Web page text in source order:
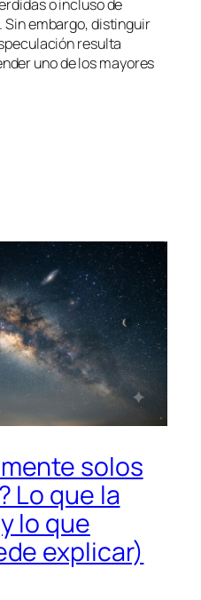
o incluso de
embargo, distinguir
resulta
uno de los mayores
solos
Lo que la
lo que
explicar)